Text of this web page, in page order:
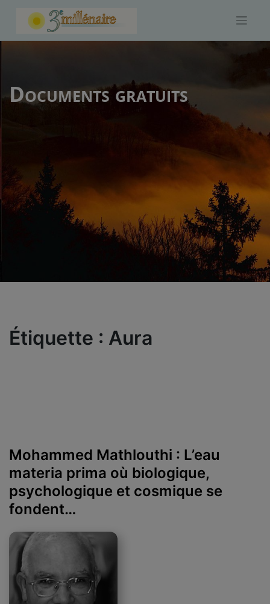
Documents gratuits
Étiquette : Aura
Mohammed Mathlouthi : L’eau
materia prima où biologique,
psychologique et cosmique se
fondent…